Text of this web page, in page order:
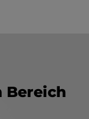
Bereich